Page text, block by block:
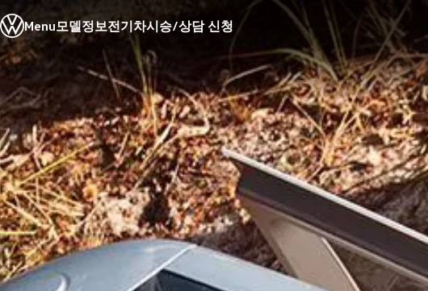
Skip to
main
content
Skip
to
footer
Menu모델정보전기차시승/상담 신청
모델정보
전기차
ID. 모델
충전
ID. Technology & 배터리
폭스바겐의 전기차 전용 플랫폼 (MEB)
Heat pump system
배터리 시스템
배터리 주요 정보
EV 스마트케어
ID. Sound
지속 가능성
ID. 라이프 사이클 진단
재활용 공정
테크놀로지
운전자 보조 시스템
안전 및 편의 사양
오너 & 서비스
My Volkswagen App